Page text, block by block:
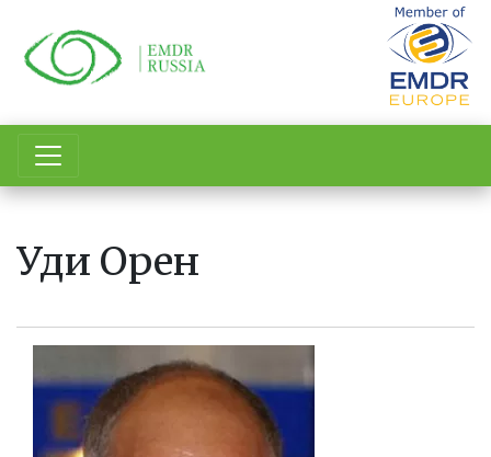
основному
содержанию
Уди Орен